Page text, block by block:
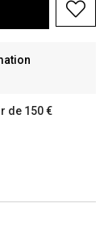
de 150 €